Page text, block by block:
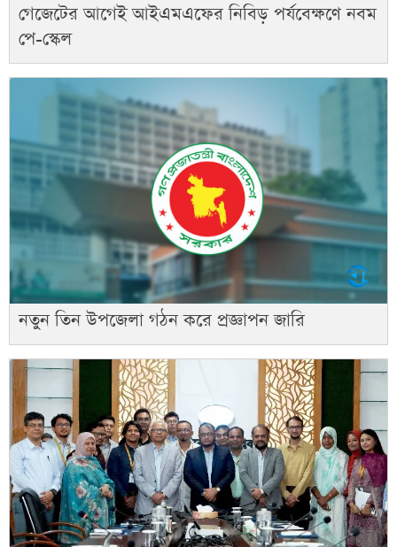
গেজেটের আগেই আইএমএফের নিবিড় পর্যবেক্ষণে নবম
পে-স্কেল
নতুন তিন উপজেলা গঠন করে প্রজ্ঞাপন জারি